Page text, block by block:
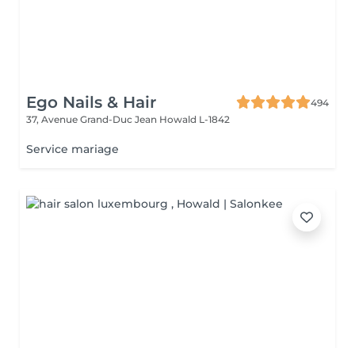
Ego Nails & Hair
494
37, Avenue Grand-Duc Jean Howald L-1842
Service mariage